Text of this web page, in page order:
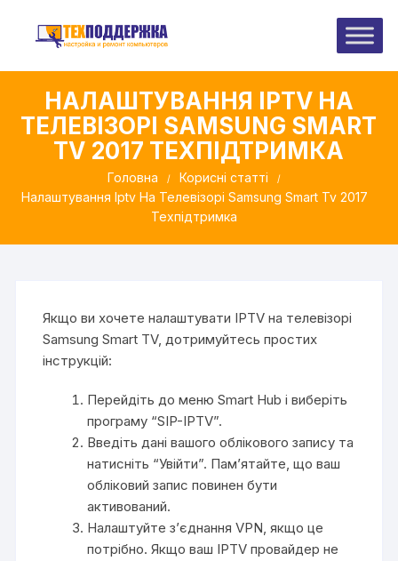
НАЛАШТУВАННЯ IPTV НА
ТЕЛЕВІЗОРІ SAMSUNG SMART
TV 2017 ТЕХПІДТРИМКА
Головна
Корисні статті
Налаштування Iptv На Телевізорі Samsung Smart Tv 2017
Техпідтримка
Якщо ви хочете налаштувати IPTV на телевізорі
Samsung Smart TV, дотримуйтесь простих
інструкцій:
Перейдіть до меню Smart Hub і виберіть
програму “SIP-IPTV”.
Введіть дані вашого облікового запису та
натисніть “Увійти”. Пам’ятайте, що ваш
обліковий запис повинен бути
активований.
Налаштуйте з’єднання VPN, якщо це
потрібно. Якщо ваш IPTV провайдер не